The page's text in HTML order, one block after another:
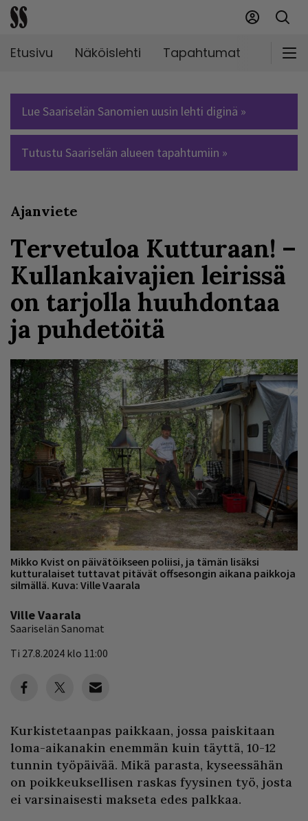
Etusivu Näköislehti Tapahtumat
Lue Saariselän Sanomien uusin lehti diginä »
Tutustu Saariselän alueen tapahtumiin »
Ajanviete
Tervetuloa Kutturaan! –
Kullankaivajien leirissä
on tarjolla huuhdontaa
ja puhdetöitä
Mikko Kvist on päivätöikseen poliisi, ja tämän lisäksi
kutturalaiset tuttavat pitävät offsesongin aikana paikkoja
silmällä. Kuva: Ville Vaarala
Ville Vaarala
Saariselän Sanomat
Ti 27.8.2024 klo 11:00
Kurkistetaanpas paikkaan, jossa paiskitaan
loma-aikanakin enemmän kuin täyttä, 10-12
tunnin työpäivää. Mikä parasta, kyseessähän
on poikkeuksellisen raskas fyysinen työ, josta
ei varsinaisesti makseta edes palkkaa.